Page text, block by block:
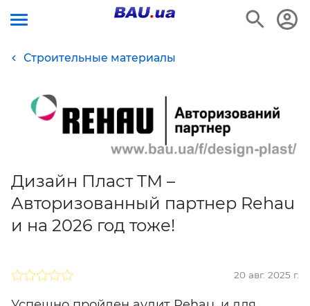
Строительные материалы
Дизайн Пласт ТМ –
Авторизованный партнер Rehau
и на 2026 год тоже!
20 авг. 2025 г.